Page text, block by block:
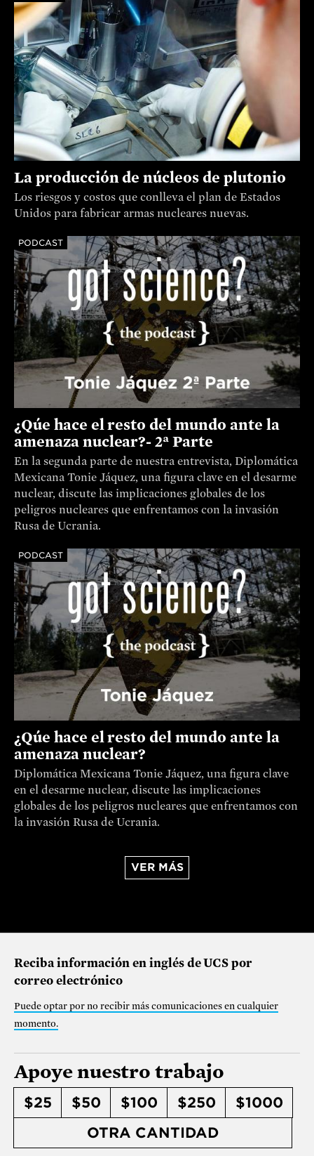
La producción de núcleos de plutonio
Los riesgos y costos que conlleva el plan de Estados
Unidos para fabricar armas nucleares nuevas.
PODCAST
¿Qúe hace el resto del mundo ante la
amenaza nuclear?- 2ª Parte
En la segunda parte de nuestra entrevista, Diplomática
Mexicana Tonie Jáquez, una figura clave en el desarme
nuclear, discute las implicaciones globales de los
peligros nucleares que enfrentamos con la invasión
Rusa de Ucrania.
PODCAST
¿Qúe hace el resto del mundo ante la
amenaza nuclear?
Diplomática Mexicana Tonie Jáquez, una figura clave
en el desarme nuclear, discute las implicaciones
globales de los peligros nucleares que enfrentamos con
la invasión Rusa de Ucrania.
VER MÁS
Reciba información en inglés de UCS por
correo electrónico
Puede optar por no recibir más comunicaciones en cualquier
momento.
Apoye nuestro trabajo
$25 $50 $100 $250
$1000
OTRA CANTIDAD